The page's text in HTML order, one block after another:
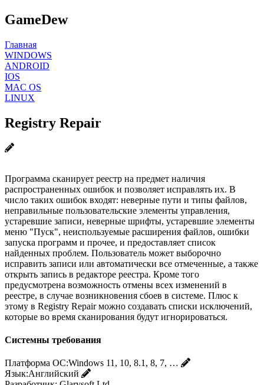
GameDew
Главная
WINDOWS
ANDROID
IOS
MAC OS
LINUX
Registry Repair
Программа сканирует реестр на предмет наличия
распространенных ошибок и позволяет исправлять их. В
число таких ошибок входят: неверные пути и типы файлов,
неправильные пользовательские элементы управления,
устаревшие записи, неверные шрифты, устаревшие элементы
меню "Пуск", неиспользуемые расширения файлов, ошибки
запуска программ и прочее, и предоставляет список
найденных проблем. Пользователь может выборочно
исправить записи или автоматически все отмеченные, а также
открыть запись в редакторе реестра. Кроме того
предусмотрена возможность отмены всех изменений в
реестре, в случае возникновения сбоев в системе. Плюс к
этому в Registry Repair можно создавать списки исключений,
которые во время сканирования будут игнорироваться.
Системны требования
Платформа ОС:Windows 11, 10, 8.1, 8, 7, …
Язык:Английский